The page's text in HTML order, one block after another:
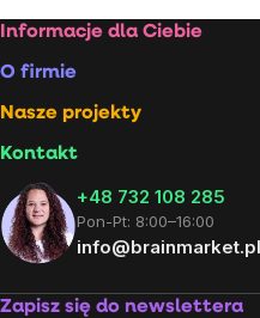
Stopka
Informacje dla Ciebie
O firmie
Nasze projekty
Kontakt
+48 732 108 285
Pon-Pt: 8:00–16:00
info@brainmarket.pl
Zapisz się do newslettera